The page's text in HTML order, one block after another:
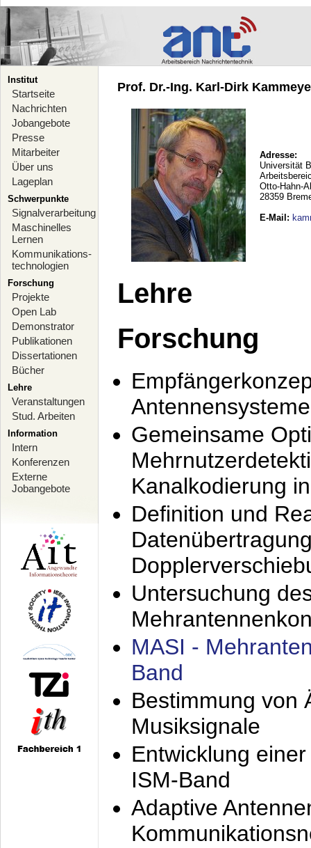
Institut
Startseite
Nachrichten
Jobangebote
Presse
Mitarbeiter
Über uns
Lageplan
Schwerpunkte
Signalverarbeitung
Maschinelles
Lernen
Kommunikations-
technologien
Forschung
Projekte
Open Lab
Demonstrator
Publikationen
Dissertationen
Bücher
Lehre
Veranstaltungen
Stud. Arbeiten
Information
Intern
Konferenzen
Externe
Jobangebote
Prof. Dr.-Ing. Karl-Dirk
Adresse:
Universität
Otto-Hahn-
28359
E-Mail :
Lehre
Forschung
Antennensysteme
Gemeinsame
Kanalkodierung
Definition und
Untersuchung
MASI -
Band
Bestimmung von
Musiksignale
Entwicklung
ISM-Band
Adaptive